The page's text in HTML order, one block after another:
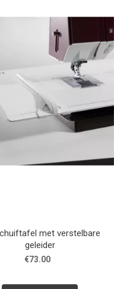
met verstelbare
geleider
€73.00